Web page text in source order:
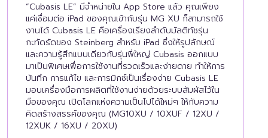
“Cubasis LE” มีจำหน่ายใน App Store แล้ว คุณเพียง
แค่เชื่อมต่อ iPad ของคุณเข้ากับรุ่น MG XU ก็สามารถใช้
งานได้ Cubasis LE คือเครื่องเรียงลำดับมัลติทัชรุ่น
กะทัดรัดของ Steinberg สำหรับ iPad ซึ่งให้รูปลักษณ์
และความรู้สึกแบบเดียวกับรุ่นพี่ใหญ่ Cubasis ออกแบบ
มาเป็นพิเศษเพื่อการใช้งานที่รวดเร็วและง่ายดาย ทำให้การ
บันทึก การแก้ไข และการมิกซ์เป็นเรื่องง่าย Cubasis LE
มอบเครื่องมือการผลิตที่ใช้งานง่ายด้วยระบบสัมผัสไว้ใน
มือของคุณ เปิดโลกแห่งความเป็นไปได้ใหม่ๆ ให้กับความ
คิดสร้างสรรค์ของคุณ (MG10XU / 10XUF / 12XU /
12XUK / 16XU / 20XU)